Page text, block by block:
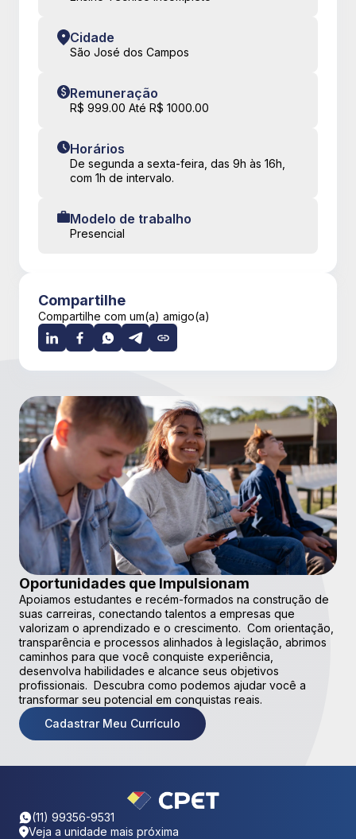
Cidade
São José dos Campos
Remuneração
R$ 999.00 Até R$ 1000.00
Horários
De segunda a sexta-feira, das 9h às 16h,
com 1h de intervalo.
Modelo de trabalho
Presencial
Compartilhe
Compartilhe com um(a) amigo(a)
Oportunidades que Impulsionam
Apoiamos estudantes e recém-formados na construção de
suas carreiras, conectando talentos a empresas que
valorizam o aprendizado e o crescimento. Com orientação,
transparência e processos alinhados à legislação, abrimos
caminhos para que você conquiste experiência,
desenvolva habilidades e alcance seus objetivos
profissionais. Descubra como podemos ajudar você a
transformar seu potencial em conquistas reais.
Cadastrar Meu Currículo
(11) 99356-9531
Veja a unidade mais próxima